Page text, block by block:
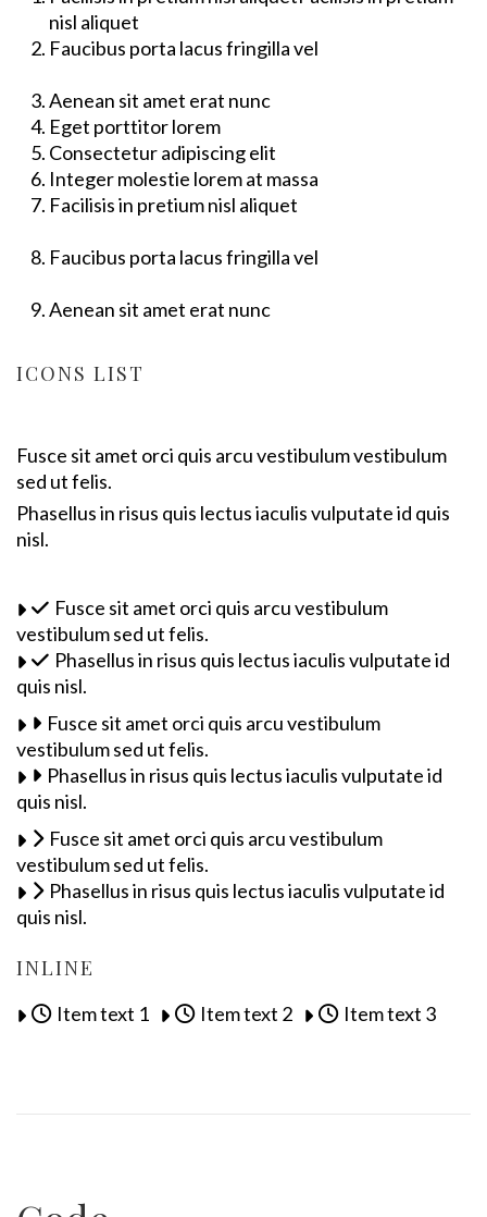
nisl aliquet
Faucibus porta lacus fringilla vel
Aenean sit amet erat nunc
Eget porttitor lorem
Consectetur adipiscing elit
Integer molestie lorem at massa
Facilisis in pretium nisl aliquet
Faucibus porta lacus fringilla vel
Aenean sit amet erat nunc
ICONS LIST
Fusce sit amet orci quis arcu vestibulum vestibulum
sed ut felis.
Phasellus in risus quis lectus iaculis vulputate id quis
nisl.
Fusce sit amet orci quis arcu vestibulum
vestibulum sed ut felis.
Phasellus in risus quis lectus iaculis vulputate id
quis nisl.
Fusce sit amet orci quis arcu vestibulum
vestibulum sed ut felis.
Phasellus in risus quis lectus iaculis vulputate id
quis nisl.
Fusce sit amet orci quis arcu vestibulum
vestibulum sed ut felis.
Phasellus in risus quis lectus iaculis vulputate id
quis nisl.
INLINE
Item text 1 Item text 2 Item text 3